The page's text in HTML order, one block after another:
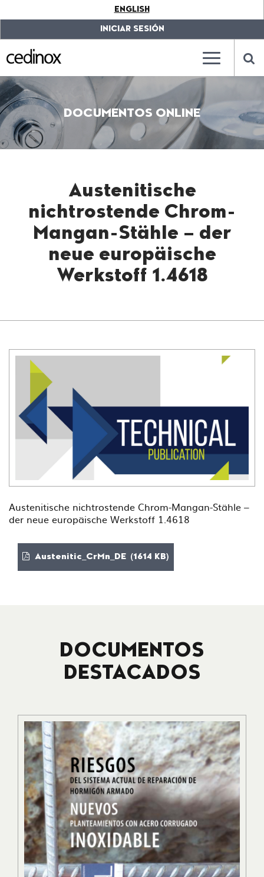
label.access.jump.content???
???
label.access.jump.header???
label.access.jump.footer???
???
label.access.jump.menu???
ENGLISH
INICIAR SESIÓN
???
???
DOCUMENTOS ONLINE
Austenitische
nichtrostende Chrom-
Mangan-Stähle – der
neue europäische
Werkstoff 1.4618
Austenitische nichtrostende Chrom-Mangan-Stähle –
der neue europäische Werkstoff 1.4618
Austenitic_CrMn_DE (1614 KB)
DOCUMENTOS
DESTACADOS